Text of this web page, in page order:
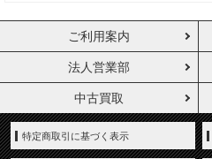
ご利用案内
法人営業部
中古買取
特定商取引に基づく表示